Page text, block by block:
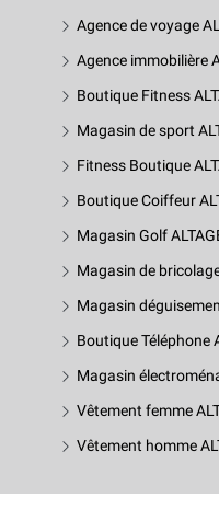
Agence de voyage
Agence immobilière
Boutique Fitness
Magasin de sport
Fitness Boutique
Boutique Coiffeur
Magasin Golf
Magasin de
Magasin
Boutique Téléphone
Magasin
Vêtement femme
Vêtement homme